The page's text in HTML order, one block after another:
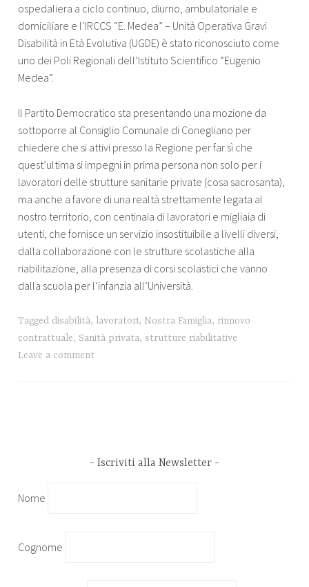
ospedaliera a ciclo continuo, diurno, ambulatoriale e
domiciliare e l’IRCCS “E. Medea” – Unità Operativa Gravi
Disabilità in Età Evolutiva (UGDE) è stato riconosciuto come
uno dei Poli Regionali dell’Istituto Scientifico “Eugenio
Medea”.
Il Partito Democratico sta presentando una mozione da
sottoporre al Consiglio Comunale di Conegliano per
chiedere che si attivi presso la Regione per far sì che
quest’ultima si impegni in prima persona non solo per i
lavoratori delle strutture sanitarie private (cosa sacrosanta),
ma anche a favore di una realtà strettamente legata al
nostro territorio, con centinaia di lavoratori e migliaia di
utenti, che fornisce un servizio insostituibile a livelli diversi,
dalla collaborazione con le strutture scolastiche alla
riabilitazione, alla presenza di corsi scolastici che vanno
dalla scuola per l’infanzia all’Università.
Tagged disabilità, lavoratori, Nostra Famiglia, rinnovo
contrattuale, Sanità privata,strutture riabilitative
Leave a comment
Iscriviti alla Newsletter
Nome
Cognome